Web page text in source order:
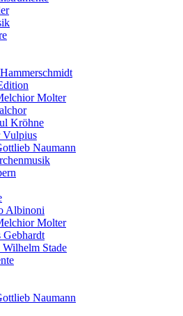
Molter
Kröhne
Vulpius
Naumann
Albinoni
Molter
Gebhardt
Stade
Naumann